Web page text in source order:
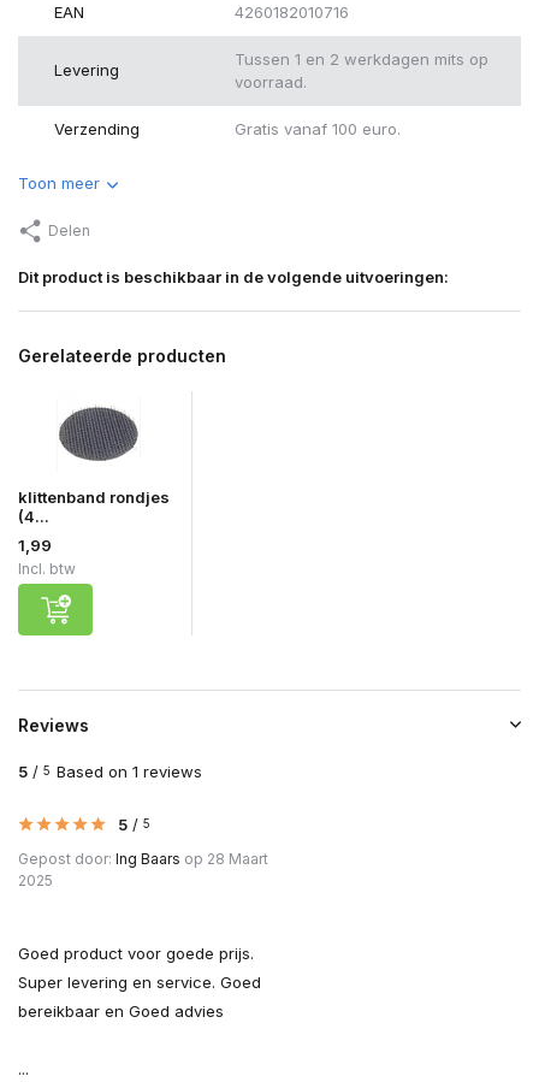
EAN 4260182010716
Levering
Tussen 1 en 2 werkdagen mits op
voorraad.
Verzending Gratis vanaf 100 euro.
Toon meer
Delen
Dit product is beschikbaar in de volgende uitvoeringen:
Gerelateerde producten
klittenband rondjes
(4...
1,99
Incl. btw
Reviews
5 / 5 Based on 1 reviews
5 / 5
Gepost door: Ing Baars op 28 Maart
2025
Goed product voor goede prijs.
Super levering en service. Goed
bereikbaar en Goed advies
...